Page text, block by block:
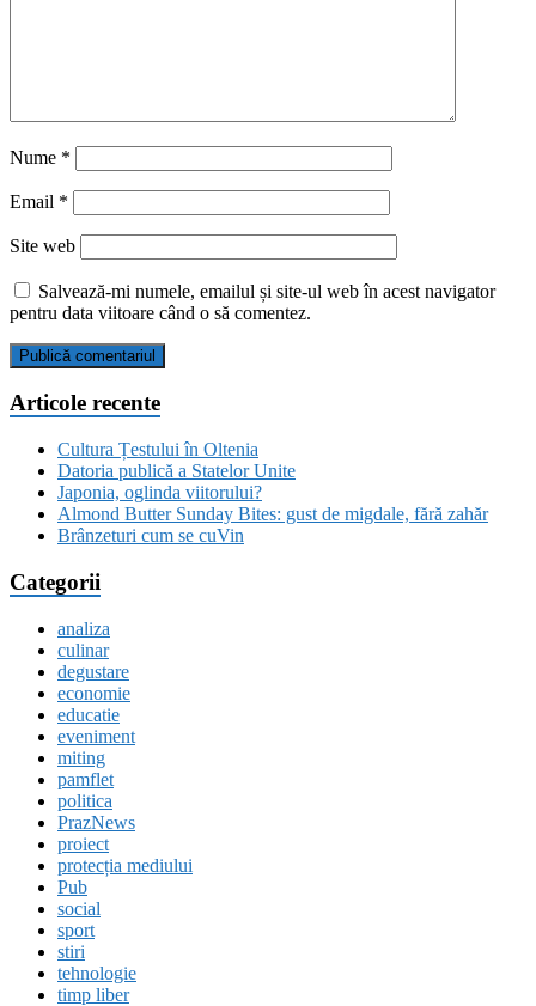
Nume *
Email *
Site web
Salvează-mi numele, emailul și site-ul web în acest navigator
pentru data viitoare când o să comentez.
Articole recente
Cultura Țestului în Oltenia
Datoria publică a Statelor Unite
Japonia, oglinda viitorului?
Almond Butter Sunday Bites: gust de migdale, fără zahăr
Brânzeturi cum se cuVin
Categorii
analiza
culinar
degustare
economie
educatie
eveniment
miting
pamflet
politica
PrazNews
proiect
protecția mediului
Pub
social
sport
stiri
tehnologie
timp liber